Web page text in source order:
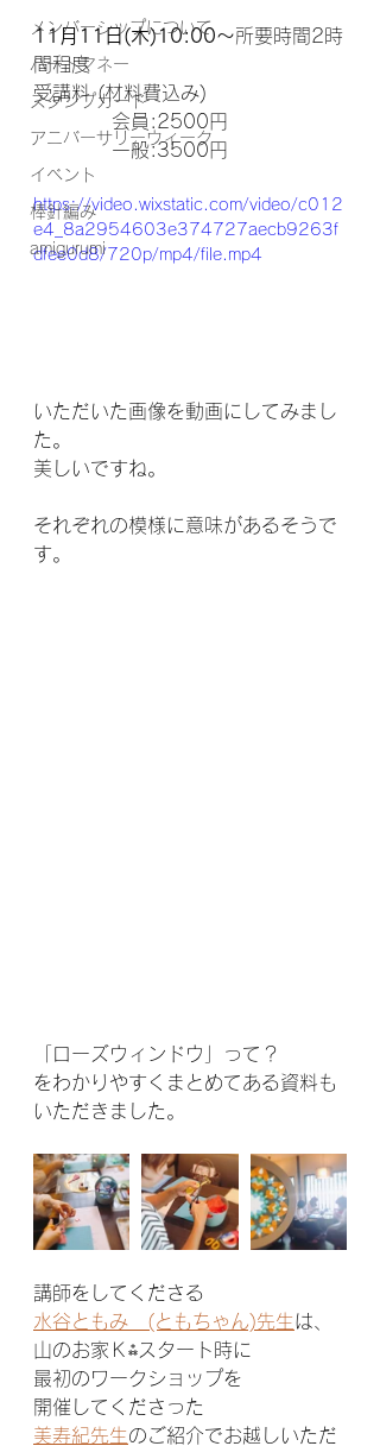
メンバーシップについて
ハートマネー
スタンプカード
アニバーサリーウィーク
イベント
棒針編み
amigurumi
11月11日(木)10:00〜所要時間2時
間程度
受講料 (材料費込み)
           会員:2500円
           一般:3500円
https://video.wixstatic.com/video/c012
e4_8a2954603e374727aecb9263f
dfee0d8/720p/mp4/file.mp4
いただいた画像を動画にしてみまし
た。
美しいですね。
それぞれの模様に意味があるそうで
す。
「ローズウィンドウ」って？
をわかりやすくまとめてある資料も
いただきました。
講師をしてくださる
水谷ともみ　(ともちゃん)先生は、
山のお家Ｋ⁂スタート時に
最初のワークショップを
開催してくださった
美寿紀先生のご紹介でお越しいただ